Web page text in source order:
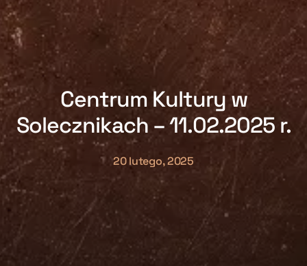
Centrum Kultury w
Solecznikach – 11.02.2025 r.
20 lutego, 2025